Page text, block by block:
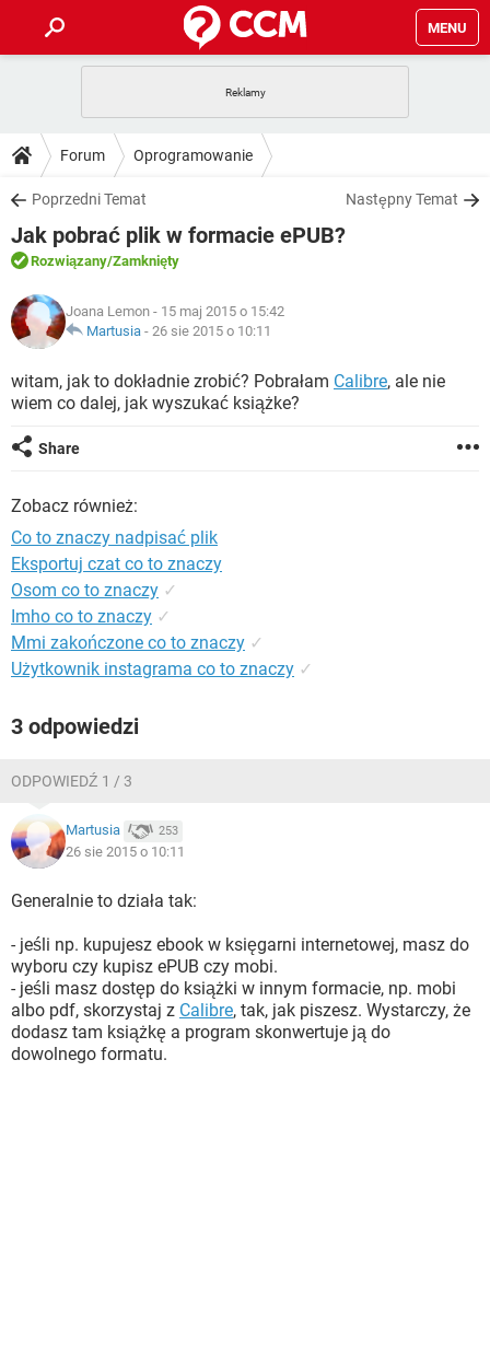
MENU
GRY WHATSAPP
SPOTIFY
INSTAGRAM FACEBOOK
WINDOWS 10
PORADY
PlayStation TIKTOK
SPOTIFY
INSTAGRAM
WINDOWS 10
DO POBRANIA
ANDROID TIKTOK
GRY
IOS NETFLIX
INSTAGRAM
WINDOWS 10
FORUM
COVID-19
GRY WHATSAPP
INSTAGRAM FACEBOOK
WINDOWS 10
ARTYKUŁY
COVID-19
GRY WHATSAPP
INSTAGRAM
WINDOWS 10
Forum Oprogramowanie
Poprzedni Temat Następny Temat
Jak pobrać plik w formacie ePUB?
Rozwiązany/Zamknięty
Joana Lemon - 15 maj 2015 o 15:42
Martusia - 26 sie 2015 o 10:11
witam, jak to dokładnie zrobić? Pobrałam Calibre, ale nie
wiem co dalej, jak wyszukać książke?
Share
Zobacz również:
Co to znaczy nadpisać plik
Eksportuj czat co to znaczy
Osom co to znaczy ✓
Imho co to znaczy ✓
Mmi zakończone co to znaczy ✓
Użytkownik instagrama co to znaczy ✓
3 odpowiedzi
ODPOWIEDŹ 1 / 3
Martusia 253
26 sie 2015 o 10:11
Generalnie to działa tak:
- jeśli np. kupujesz ebook w księgarni internetowej, masz do
wyboru czy kupisz ePUB czy mobi.
- jeśli masz dostęp do książki w innym formacie, np. mobi
albo pdf, skorzystaj z Calibre, tak, jak piszesz. Wystarczy, że
dodasz tam książkę a program skonwertuje ją do
dowolnego formatu.